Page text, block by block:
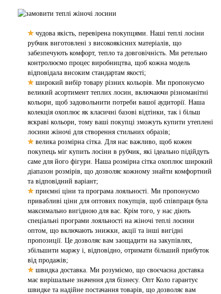
✮ чудова якість, перевірена покупцями. Наші теплі лосіни
рубчик виготовлені з високоякісних матеріалів, що
забезпечують комфорт, тепло та довговічність. Ми ретельно
контролюємо процес виробництва, щоб кожна модель
відповідала високим стандартам якості;
✮ широкий вибір товару різних кольорів. Ми пропонуємо
великий асортимент теплих лосин, включаючи різноманітні
кольори, щоб задовольнити потреби вашої аудиторії. Наша
колекція охоплює як класичні базові відтінки, так і більш
яскраві кольори, тому ваші покупці зможуть купити утеплені
лосини жіночі для створення стильних образів;
✮ велика розмірна сітка. Для нас важливо, щоб кожен
покупець міг купить лосіни в рубчик, які ідеально підійдуть
саме для його фігури. Наша розмірна сітка охоплює широкий
діапазон розмірів, що дозволяє кожному знайти комфортний
та відповідний варіант;
✮ приємні ціни та програма лояльності. Ми пропонуємо
привабливі ціни для оптових покупців, щоб співпраця була
максимально вигідною для вас. Крім того, у нас діють
спеціальні програми лояльності на жіночі теплі лосини
оптом, що включають знижки, акції та інші вигідні
пропозиції. Це дозволяє вам заощадити на закупівлях,
збільшити маржу і, відповідно, отримати більший прибуток
від продажів;
✮ швидка доставка. Ми розуміємо, що своєчасна доставка
має вирішальне значення для бізнесу. Опт Коло гарантує
швидке та надійне постачання товарів, що дозволяє вам